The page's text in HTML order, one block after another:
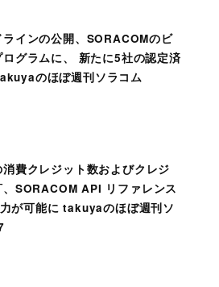
インの公開、SORACOMのビ
グラムに、 新たに5社の認定済
のほぼ週刊ソラコム
費クレジット数およびクレジ
SORACOM API リファレンス
が可能に takuyaのほぼ週刊ソ